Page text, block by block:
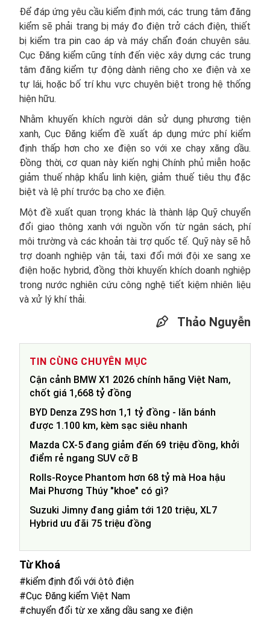
Để đáp ứng yêu cầu kiểm định mới, các trung tâm đăng
kiểm sẽ phải trang bị máy đo điện trở cách điện, thiết
bị kiểm tra pin cao áp và máy chẩn đoán chuyên sâu.
Cục Đăng kiểm cũng tính đến việc xây dựng các trung
tâm đăng kiểm tự động dành riêng cho xe điện và xe
tự lái, hoặc bố trí khu vực chuyên biệt trong hệ thống
hiện hữu.
Nhằm khuyến khích người dân sử dụng phương tiện
xanh, Cục Đăng kiểm đề xuất áp dụng mức phí kiểm
định thấp hơn cho xe điện so với xe chạy xăng dầu.
Đồng thời, cơ quan này kiến nghị Chính phủ miễn hoặc
giảm thuế nhập khẩu linh kiện, giảm thuế tiêu thụ đặc
biệt và lệ phí trước bạ cho xe điện.
Một đề xuất quan trọng khác là thành lập Quỹ chuyển
đổi giao thông xanh với nguồn vốn từ ngân sách, phí
môi trường và các khoản tài trợ quốc tế. Quỹ này sẽ hỗ
trợ doanh nghiệp vận tải, taxi đổi mới đội xe sang xe
điện hoặc hybrid, đồng thời khuyến khích doanh nghiệp
trong nước nghiên cứu công nghệ tiết kiệm nhiên liệu
và xử lý khí thải.
Thảo Nguyễn
TIN CÙNG CHUYÊN MỤC
Cận cảnh BMW X1 2026 chính hãng Việt Nam,
chốt giá 1,668 tỷ đồng
BYD Denza Z9S hơn 1,1 tỷ đồng - lăn bánh
được 1.100 km, kèm sạc siêu nhanh
Mazda CX-5 đang giảm đến 69 triệu đồng, khởi
điểm rẻ ngang SUV cỡ B
Rolls-Royce Phantom hơn 68 tỷ mà Hoa hậu
Mai Phương Thúy "khoe" có gì?
Suzuki Jimny đang giảm tới 120 triệu, XL7
Hybrid ưu đãi 75 triệu đồng
Từ Khoá
#kiểm định đối với ôtô điện
#Cục Đăng kiểm Việt Nam
#chuyển đổi từ xe xăng dầu sang xe điện